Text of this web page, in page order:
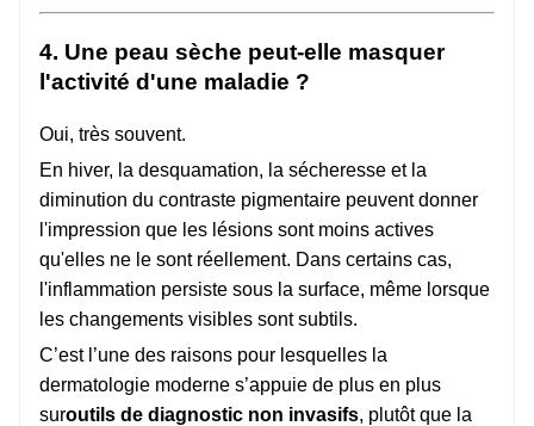
4. Une peau sèche peut-elle masquer
l'activité d'une maladie ?
Oui, très souvent.
En hiver, la desquamation, la sécheresse et la
diminution du contraste pigmentaire peuvent donner
l'impression que les lésions sont moins actives
qu'elles ne le sont réellement. Dans certains cas,
l'inflammation persiste sous la surface, même lorsque
les changements visibles sont subtils.
C’est l’une des raisons pour lesquelles la
dermatologie moderne s’appuie de plus en plus
suroutils de diagnostic non invasifs, plutôt que la